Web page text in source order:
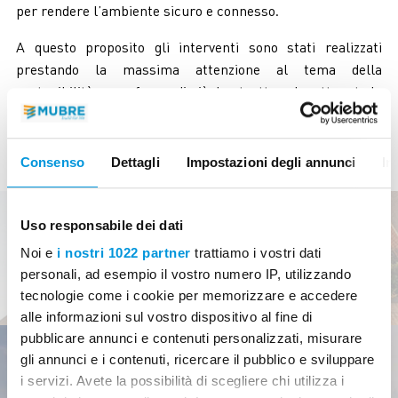
Consenso Dettagli Impostazioni degli annunci
Uso responsabile dei dati
Noi e i nostri 1022 partner trattiamo i vostri dati
personali, ad esempio il vostro numero IP, utilizzando
tecnologie come i cookie per memorizzare e accedere
alle informazioni sul vostro dispositivo al fine di
pubblicare annunci e contenuti personalizzati, misurare
gli annunci e i contenuti, ricercare il pubblico e sviluppare
i servizi. Avete la possibilità di scegliere chi utilizza i
per rendere l’ambiente sicuro e connesso.
A questo proposito gli interventi sono stati realizzati
prestando la massima attenzione al tema della
sostenibilità: a conferma di ciò, la struttura ha ottenuto le
certificazioni LEED e ARCA.
ALTRE OPERE PUBBLICHE